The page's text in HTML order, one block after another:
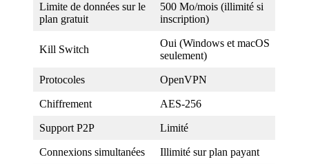
Limite de données sur le
plan gratuit
500 Mo/mois (illimité si
inscription)
Kill Switch
Oui (Windows et macOS
seulement)
Protocoles OpenVPN
Chiffrement AES-256
Support P2P Limité
Connexions simultanées Illimité sur plan payant